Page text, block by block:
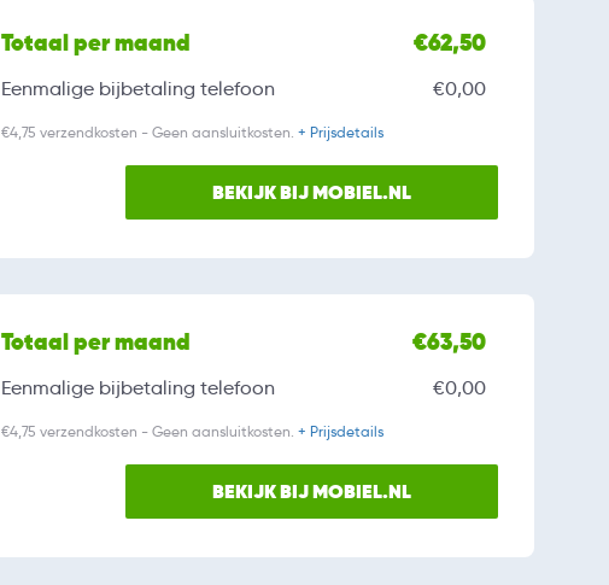
Totaal per maand €62,50
Eenmalige bijbetaling telefoon €0,00
€4,75 verzendkosten - Geen aansluitkosten. + Prijsdetails
BEKIJK BIJ MOBIEL.NL
Totaal per maand €63,50
Eenmalige bijbetaling telefoon €0,00
€4,75 verzendkosten - Geen aansluitkosten. + Prijsdetails
BEKIJK BIJ MOBIEL.NL